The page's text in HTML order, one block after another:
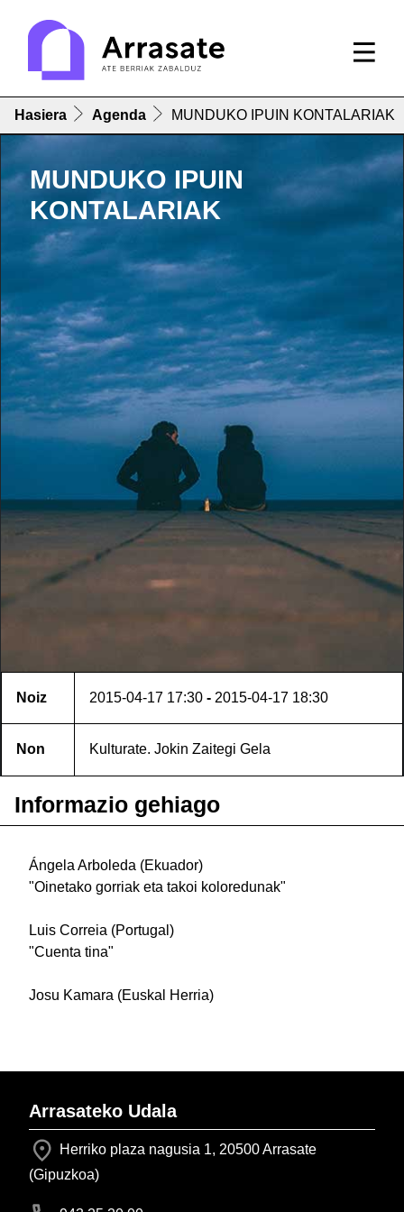
Hasiera Agenda MUNDUKO IPUIN KONTALARIAK
MUNDUKO IPUIN
KONTALARIAK
Noiz 2015-04-17 17:30 - 2015-04-17 18:30
Non Kulturate. Jokin Zaitegi Gela
Informazio gehiago
Ángela Arboleda (Ekuador)
"Oinetako gorriak eta takoi koloredunak"
Luis Correia (Portugal)
"Cuenta tina"
Josu Kamara (Euskal Herria)
Arrasateko Udala
Herriko plaza nagusia 1, 20500 Arrasate
(Gipuzkoa)